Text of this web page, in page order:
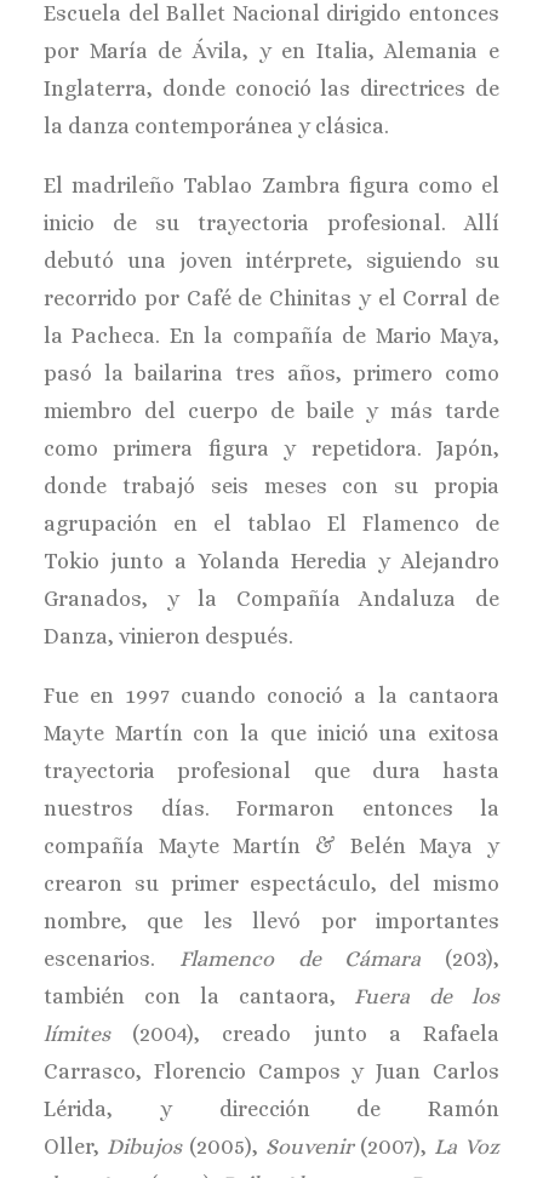
Escuela del Ballet Nacional dirigido entonces
por María de Ávila, y en Italia, Alemania e
Inglaterra, donde conoció las directrices de
la danza contemporánea y clásica.
El madrileño Tablao Zambra figura como el
inicio de su trayectoria profesional. Allí
debutó una joven intérprete, siguiendo su
recorrido por Café de Chinitas y el Corral de
la Pacheca. En la compañía de Mario Maya,
pasó la bailarina tres años, primero como
miembro del cuerpo de baile y más tarde
como primera figura y repetidora. Japón,
donde trabajó seis meses con su propia
agrupación en el tablao El Flamenco de
Tokio junto a Yolanda Heredia y Alejandro
Granados, y la Compañía Andaluza de
Danza, vinieron después.
Fue en 1997 cuando conoció a la cantaora
Mayte Martín con la que inició una exitosa
trayectoria profesional que dura hasta
nuestros días. Formaron entonces la
compañía Mayte Martín & Belén Maya y
crearon su primer espectáculo, del mismo
nombre, que les llevó por importantes
escenarios. Flamenco de Cámara (203),
también con la cantaora, Fuera de los
límites(2004), creado junto a Rafaela
Carrasco, Florencio Campos y Juan Carlos
Lérida, y dirección de Ramón
Oller, Dibujos (2005), Souvenir (2007), La Voz